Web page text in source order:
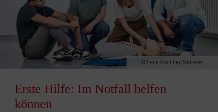
Lena Kirchner/Malteser
Erste Hilfe: Im Notfall helfen
können